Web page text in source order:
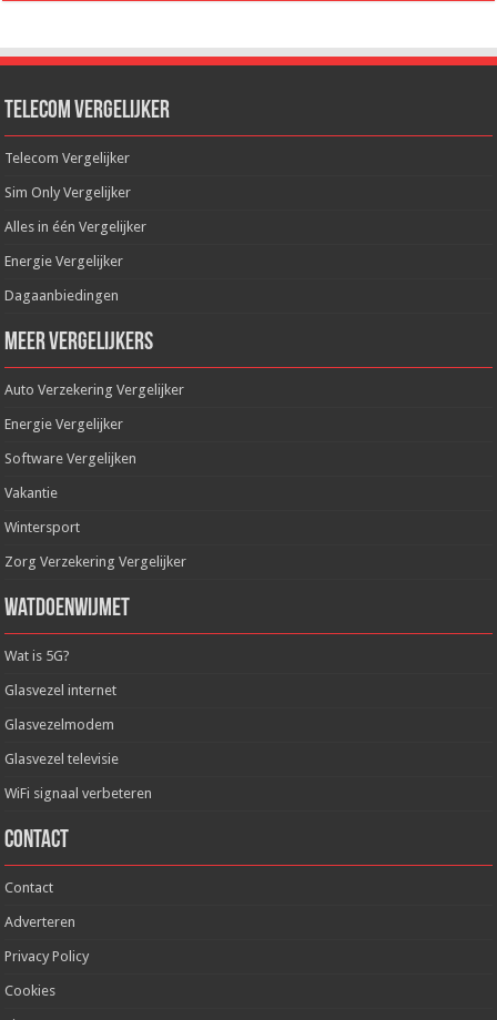
Telecom Vergelijker
Telecom Vergelijker
Sim Only Vergelijker
Alles in één Vergelijker
Energie Vergelijker
Dagaanbiedingen
Meer Vergelijkers
Auto Verzekering Vergelijker
Energie Vergelijker
Software Vergelijken
Vakantie
Wintersport
Zorg Verzekering Vergelijker
WatDoenWijMet
Wat is 5G?
Glasvezel internet
Glasvezelmodem
Glasvezel televisie
WiFi signaal verbeteren
Contact
Contact
Adverteren
Privacy Policy
Cookies